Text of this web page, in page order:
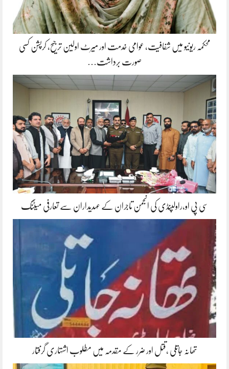
محکمہ ریونیو میں شفافیت، عوامی خدمت اور میرٹ اولین ترجیح، کرپشن کسی
صورت برداشت…
سی پی او،راولپنڈی کی انجمن تاجران کے عہدیداران سے تعارفی میٹنگ
تھانہ جاتلی ،قتل اور ضرر کے مقدمہ میں مطلوب اشتہاری گرفتار